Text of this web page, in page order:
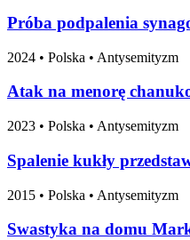
Próba podpalenia
2024 • Polska • Antysemityzm
Atak na menorę
2023 • Polska • Antysemityzm
Spalenie kukły
2015 • Polska • Antysemityzm
Swastyka na domu